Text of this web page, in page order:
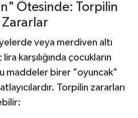
Ötesinde: Torpilin
Zararlar
veya merdiven altı
karşılığında çocukların
maddeler birer "oyuncak"
Torpilin zararları